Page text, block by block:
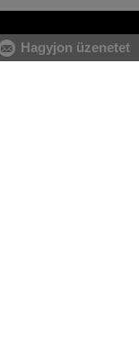
Hagyjon üzenetet